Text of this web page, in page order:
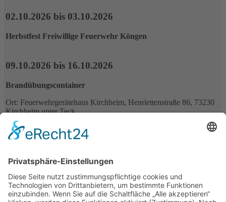
02.10.2026 bis 03.10.2026
Herbstfest Freiwillige Feuerwehr Köngen
09.10.2026 bis 16.10.2026
Brandübungscontainer
Ort: Feuerwehrgerätehaus Kirchheim, Henriettenstraße 86, 73230
Kirchheim unter Teck
Alle Termine
Bahnhofstraße 2
73271 Holzmaden